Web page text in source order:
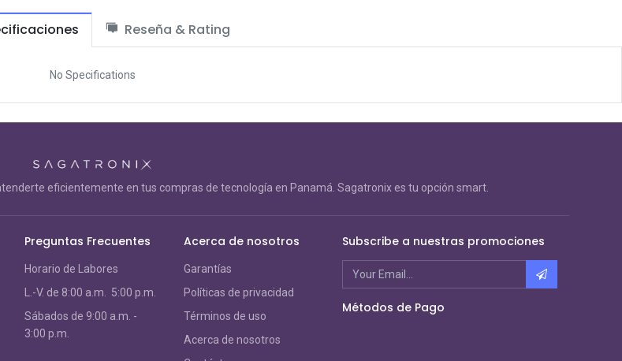
Reseña & Rating
No Specifications
eficientemente en tus compras de tecnología en Panamá. Sagatronix es tu opción smart.
Preguntas Frecuentes
Horario de Labores
L.-V. de 8:00 a.m. 5:00 p.m.
Sábados de 9:00 a.m. -
3:00 p.m.
Acerca de nosotros
Garantías
Políticas de privacidad
Términos de uso
Acerca de nosotros
Subscribe a nuestras promociones
Métodos de Pago